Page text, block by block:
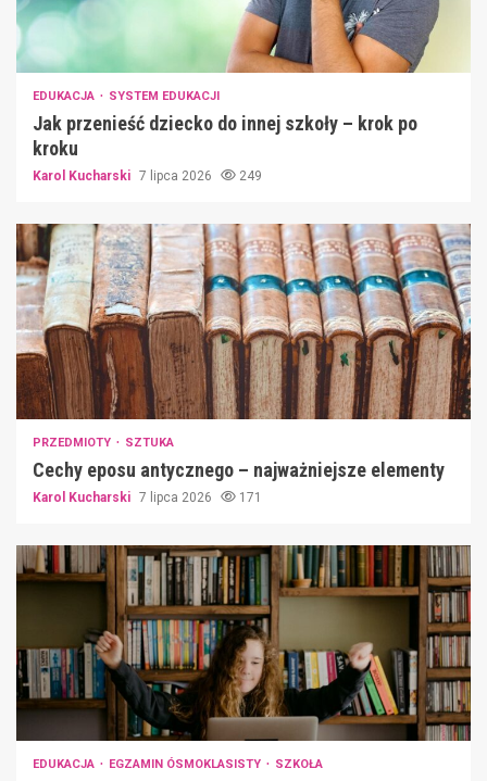
EDUKACJA SYSTEM EDUKACJI
Jak przenieść dziecko do innej szkoły – krok po
kroku
Karol Kucharski 7 lipca 2026 249
PRZEDMIOTY SZTUKA
Cechy eposu antycznego – najważniejsze elementy
Karol Kucharski 7 lipca 2026 171
EDUKACJA EGZAMIN ÓSMOKLASISTY SZKOŁA